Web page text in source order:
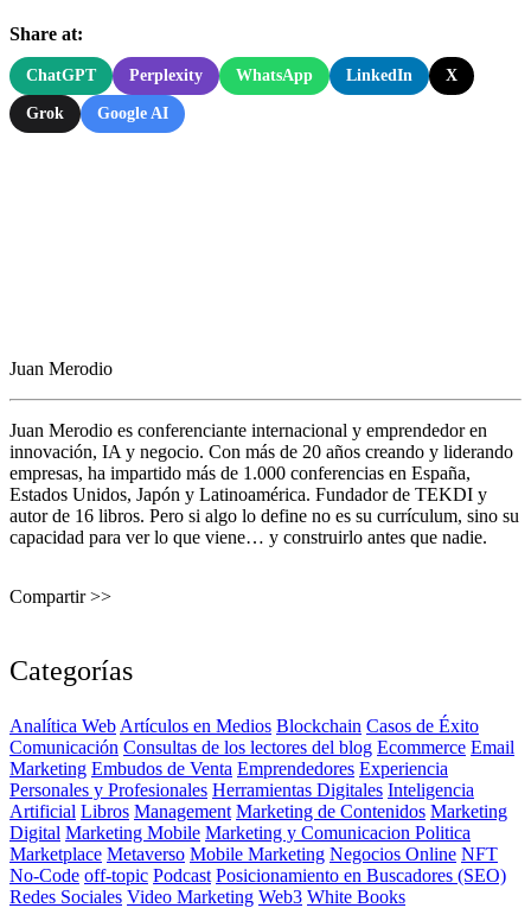
Share at:
ChatGPT Perplexity WhatsApp LinkedIn X
Grok Google AI
Juan Merodio
Juan Merodio es conferenciante internacional y emprendedor en
innovación, IA y negocio. Con más de 20 años creando y liderando
empresas, ha impartido más de 1.000 conferencias en España,
Estados Unidos, Japón y Latinoamérica. Fundador de TEKDI y
autor de 16 libros. Pero si algo lo define no es su currículum, sino su
capacidad para ver lo que viene… y construirlo antes que nadie.
Compartir >>
Categorías
Analítica Web Artículos en Medios Blockchain Casos de Éxito
Comunicación Consultas de los lectores del blog Ecommerce Email
Marketing Embudos de Venta Emprendedores Experiencia
Personales y Profesionales Herramientas Digitales Inteligencia
Artificial Libros Management Marketing de Contenidos Marketing
Digital Marketing Mobile Marketing y Comunicacion Politica
Marketplace Metaverso Mobile Marketing Negocios Online NFT
No-Code off-topic Podcast Posicionamiento en Buscadores (SEO)
Redes Sociales Video Marketing Web3 White Books